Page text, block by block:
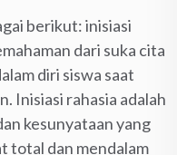
berikut: inisiasi
dari suka cita
diri siswa saat
Inisiasi rahasia adalah
kesunyataan yang
total dan mendalam